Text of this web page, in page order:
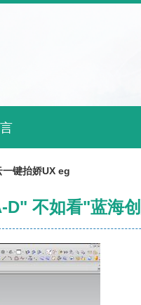
键抬娇UX eg
不如看"蓝海